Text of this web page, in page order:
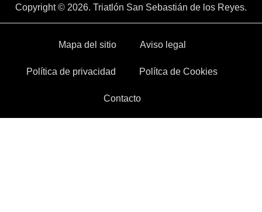
Copyright © 2026. Triatlón San Sebastián de los Reyes.
Mapa del sitio Aviso legal
Política de privacidad Polítca de Cookies
Contacto